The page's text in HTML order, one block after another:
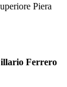
Piera
Ferrero